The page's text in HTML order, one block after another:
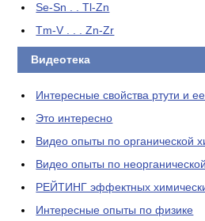
Se-Sn . . Tl-Zn
Tm-V . . . Zn-Zr
Видеотека
Интересные свойства ртути и
Это интересно
Видео опыты по органической
Видео опыты по
РЕЙТИНГ эффектных
Интересные опыты по физике